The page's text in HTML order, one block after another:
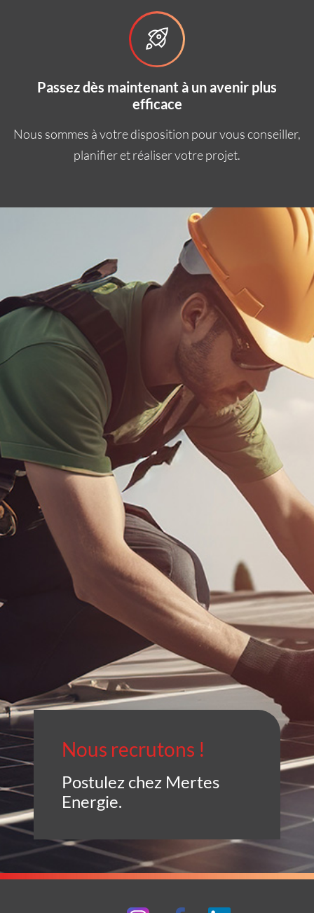
Passez dès maintenant à un avenir plus
efficace
Nous sommes à votre disposition pour vous conseiller,
planifier et réaliser votre projet.
Nous recrutons !
Postulez chez Mertes
Energie.